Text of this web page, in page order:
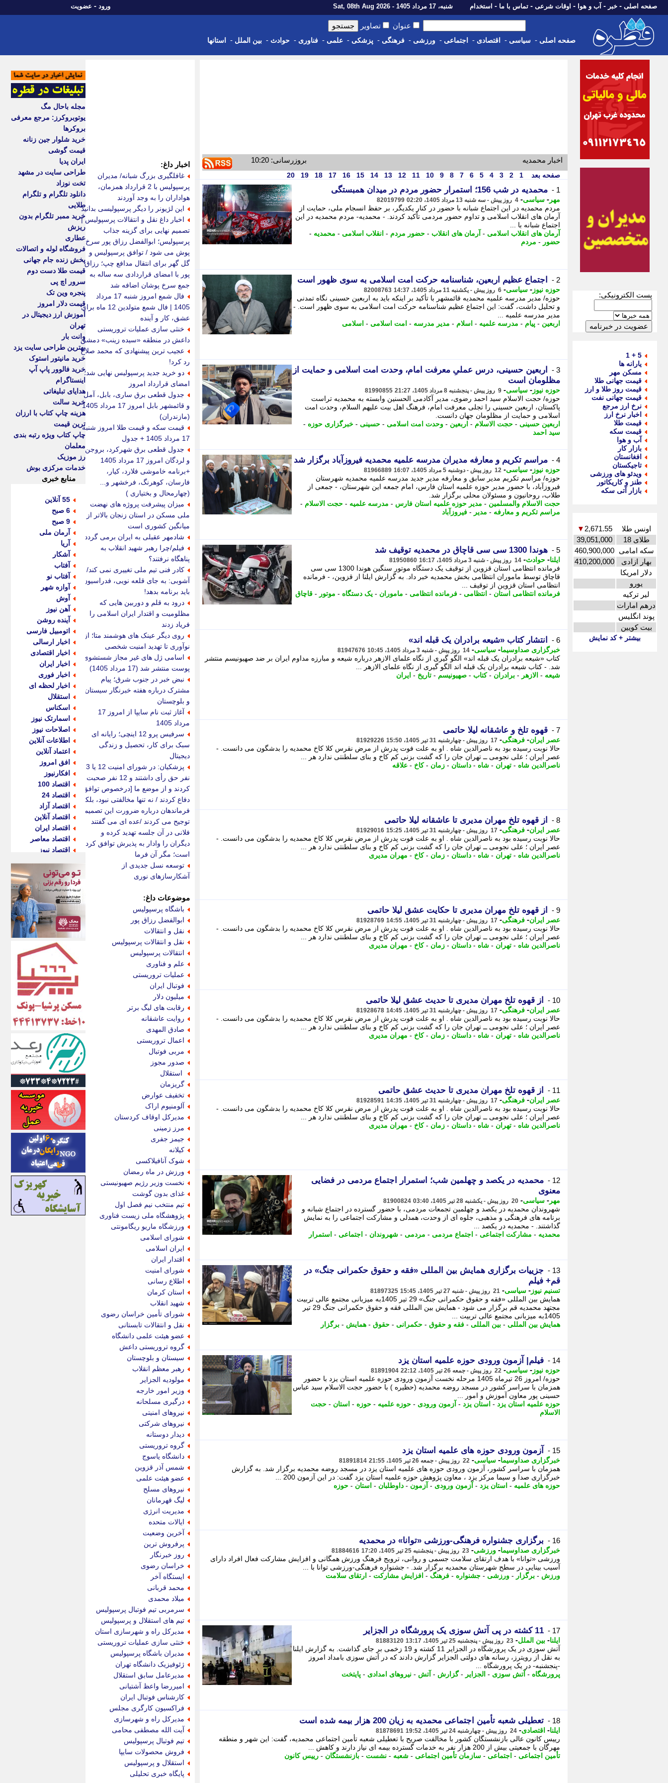
صفحه اصلی - خبر - آب و هوا - اوقات شرعی - تماس با ما - استخدام شنبه، 17 مرداد 1405 - Sat, 08th Aug 2026 ورود - عضویت
عنوان تصاویر
صفحه اصلی - سیاسی - اقتصادی - اجتماعی - ورزشی - فرهنگی - پزشکی - علمی - فناوری - حوادث - بین الملل - استانها
پست الکترونیکی:
5 + 1
یارانه ها
مسکن مهر
قیمت جهانی طلا
قیمت روز طلا و ارز
قیمت جهانی نفت
نرخ ارز مرجع
اخبار نرخ ارز
قیمت طلا
قیمت سکه
آب و هوا
بازار کار
افغانستان
تاجیکستان
ویدئو های ورزشی
طنز و کاریکاتور
بازار آتی سکه
اونس طلا 2,671.55
▼
طلای 18
39,051,000
سکه امامی 460,900,000
بهار ازادی
410,200,000
دلار امریکا
یورو
لیر ترکیه
درهم امارات
پوند انگلیس
بیت کویین
بیشتر + کد نمایش
اخبار محمدیه بروزرسانی: 10:20
صفحه بعد 1
2
3
4
5
6
7
8
9
10
11
12
13
14
15
16
17
18
19
20
1 - محمدیه در شب 156؛ استمرار حضور مردم در میدان همبستگی
مهر - سیاسی- 4 روز پیش - سه شنبه 13 مرداد 1405، 02:20 82019799
مردم محمدیه در این اجتماع شبانه با حضور در کنار یکدیگر، بر حفظ انسجام ملی، حمایت از
آرمان های انقلاب اسلامی و تداوم حضور مردمی تأکید کردند. - محمدیه- مردم محمدیه در این
اجتماع شبانه با ...
آرمان های انقلاب اسلامی - آرمان های انقلاب - حضور مردم - انقلاب اسلامی - محمدیه -
حضور - مردم
2 - اجتماع عظیم اربعین، شناسنامه حرکت امت اسلامی به سوی ظهور است
حوزه نیوز - سیاسی- 6 روز پیش - یکشنبه 11 مرداد 1405، 14:37 82008763
حوزه/ مدیر مدرسه علمیه محمدیه قائمشهر با تأکید بر اینکه باید به اربعین حسینی نگاه تمدنی
و تحلیل داشت، گفت: این اجتماع عظیم شناسنامه حرکت امت اسلامی به سوی ظهور است. -
مدیر مدرسه علمیه ...
اربعین - پیام - مدرسه علمیه - اسلام - مدیر مدرسه - امت اسلامی - اسلامی
3 -
اربعین حسینی، درس عملیِ معرفت امام، وحدت امت اسلامی و حمایت از
مظلومان است
حوزه نیوز - سیاسی- 9 روز پیش - پنجشنبه 8 مرداد 1405، 21:27 81990855
حوزه/ حجت الاسلام سید احمد رضوی، مدیر آکادمی الحسنین وابسته به محمدیه تراست
پاکستان، اربعین حسینی را تجلی معرفت امام، فرهنگ اهل بیت علیهم السلام، وحدت امت
اسلامی و حمایت از مظلومان جهان دانست.
اربعین حسینی - حجت الاسلام - اربعین - وحدت امت اسلامی - حسینی - خبرگزاری حوزه -
سید احمد
4 - مراسم تکریم و معارفه مدیران مدرسه علمیه محمدیه فیروزآباد برگزار شد
حوزه نیوز - سیاسی- 12 روز پیش - دوشنبه 5 مرداد 1405، 16:07 81966889
حوزه/ مراسم تکریم مدیر سابق و معارفه مدیر جدید مدرسه علمیه محمدیه شهرستان
فیروزآباد، با حضور مدیر حوزه علمیه استان فارس، امام جمعه این شهرستان، - جمعی از
طلاب، روحانیون و مسئولان محلی برگزار شد.
حجت الاسلام والمسلمین - مدیر حوزه علمیه استان فارس - مدرسه علمیه - حجت الاسلام -
مراسم تکریم و معارفه - مدیر - فیروزآباد
5 - هوندا 1300 سی سی قاچاق در محمدیه توقیف شد
ایلنا- حوادث- 14 روز پیش - شنبه 3 مرداد 1405، 16:17 81950860
فرمانده انتظامی استان قزوین از توقیف یک دستگاه موتور سنگین هوندا 1300 سی سی
قاچاق توسط ماموران انتظامی بخش محمدیه خبر داد. به گزارش ایلنا از قزوین، - فرمانده
انتظامی استان قزوین از توقیف ...
فرمانده انتظامی استان - انتظامی - فرمانده انتظامی - ماموران - یک دستگاه - موتور - قاچاق
6 - انتشار کتاب «شیعه برادران یک قبله اند»
خبرگزاری صداوسیما- سیاسی- 14 روز پیش - شنبه 3 مرداد 1405، 10:45 81947676
کتاب «شیعه برادران یک قبله اند» الگو گیری از نگاه علمای الازهر درباره شیعه و مبارزه مداوم ایران بر ضد صهیونیسم منتشر
شد. - کتاب شیعه برادران یک قبله اند الگو گیری از نگاه علمای الازهر ...
شیعه - الازهر - برادران -کتاب - صهیونیسم - تاریخ - ایران
7 - قهوه تلخ و عاشقانه لیلا حاتمی
عصر ایران- فرهنگی- 17 روز پیش - چهارشنبه 31 تیر 1405، 15:50 81929226
حالا نوبت رسیده بود به ناصرالدین شاه . او به علت فوت پدرش از مرض نقرس کلا کاخ محمدیه را بدشگون می دانست. -
عصر ایران ؛ علی نجومی ــ تهران جان را که گشت بزنی کم کاخ و بنای سلطنتی ندارد هر ...
ناصرالدین شاه - تهران - شاه - داستان - زمان -کاخ - علاقه
8 - از قهوه تلخ مهران مدیری تا عاشقانه لیلا حاتمی
عصر ایران- فرهنگی- 17 روز پیش - چهارشنبه 31 تیر 1405، 15:25 81929016
حالا نوبت رسیده بود به ناصرالدین شاه . او به علت فوت پدرش از مرض نقرس کلا کاخ محمدیه را بدشگون می دانست. -
عصر ایران ؛ علی نجومی ــ تهران جان را که گشت بزنی کم کاخ و بنای سلطنتی ندارد هر ...
ناصرالدین شاه - تهران - شاه - داستان - زمان -کاخ - مهران مدیری
9 - از قهوه تلخ مهران مدیری تا حکایت عشق لیلا حاتمی
عصر ایران- فرهنگی- 17 روز پیش - چهارشنبه 31 تیر 1405، 14:55 81928769
حالا نوبت رسیده بود به ناصرالدین شاه . او به علت فوت پدرش از مرض نقرس کلا کاخ محمدیه را بدشگون می دانست. -
عصر ایران ؛ علی نجومی ــ تهران جان را که گشت بزنی کم کاخ و بنای سلطنتی ندارد هر ...
ناصرالدین شاه - تهران - شاه - داستان - زمان -کاخ - مهران مدیری
10 - از قهوه تلخ مهران مدیری تا حدیث عشق لیلا حاتمی
عصر ایران- فرهنگی- 17 روز پیش - چهارشنبه 31 تیر 1405، 14:45 81928678
حالا نوبت رسیده بود به ناصرالدین شاه . او به علت فوت پدرش از مرض نقرس کلا کاخ محمدیه را بدشگون می دانست. -
عصر ایران ؛ علی نجومی ــ تهران جان را که گشت بزنی کم کاخ و بنای سلطنتی ندارد هر ...
ناصرالدین شاه - تهران - شاه - داستان - زمان -کاخ - مهران مدیری
11 - از قهوه تلخ مهران مدیری تا حدیث عشق حاتمی
عصر ایران- فرهنگی- 17 روز پیش - چهارشنبه 31 تیر 1405، 14:35 81928591
حالا نوبت رسیده بود به ناصرالدین شاه . او به علت فوت پدرش از مرض نقرس کلا کاخ محمدیه را بدشگون می دانست. -
عصر ایران ؛ علی نجومی ــ تهران جان را که گشت بزنی کم کاخ و بنای سلطنتی ندارد هر ...
ناصرالدین شاه - تهران - شاه - داستان - زمان -کاخ - مهران مدیری
12 -
محمدیه در یکصد و چهلمین شب؛ استمرار اجتماع مردمی در فضایی
معنوی
مهر - سیاسی- 20 روز پیش - یکشنبه 28 تیر 1405، 03:40 81900824
شهروندان محمدیه در یکصد و چهلمین تجمعات مردمی، با حضور گسترده در اجتماع شبانه و
برنامه های فرهنگی و مذهبی، جلوه ای از وحدت، همدلی و مشارکت اجتماعی را به نمایش
گذاشتند. - محمدیه در یکصد ...
محمدیه - مشارکت اجتماعی - اجتماع مردمی - مردمی - شهروندان - اجتماعی - استمرار
13 -
جزییات برگزاری همایش بین المللی «فقه و حقوق حکمرانی جنگ» در
قم+ فیلم
تسنیم نیوز - سیاسی- 21 روز پیش - شنبه 27 تیر 1405، 15:45 81897325
همایش بین المللی «فقه و حقوق حکمرانی جنگ» 29 تیر 1405به میزبانی مجتمع عالی تربیت
مجتهد محمدیه قم برگزار می شود - همایش بین المللی فقه و حقوق حکمرانی جنگ 29 تیر
1405به میزبانی مجتمع عالی تربیت ...
همایش بین المللی - بین المللی - فقه و حقوق - حکمرانی - حقوق - همایش - برگزار
14 - فیلم| آزمون ورودی حوزه علمیه استان یزد
حوزه نیوز - سیاسی- 22 روز پیش - جمعه 26 تیر 1405، 22:12 81891904
حوزه/ امروز 26 تیرماه 1405 مرحله نخست آزمون ورودی حوزه علمیه استان یزد با حضور
همزمان با سراسر کشور در مسجد روضه محمدیه (حظیره ) با حضور حجت الاسلام سید عباس
حسینی پور معاون آموزش و امور ...
حوزه علمیه استان یزد - استان یزد - آزمون ورودی - حوزه علمیه - حوزه - استان - حجت
الاسلام
15 - آزمون ورودی حوزه های علمیه استان یزد
خبرگزاری صداوسیما- سیاسی- 22 روز پیش - جمعه 26 تیر 1405، 21:55 81891814
همزمان با سراسر کشور، آزمون ورودی حوزه های علمیه استان یزد در مسجد روضه محمدیه برگزار شد. به گزارش
خبرگزاری صدا و سیما مرکز یزد ، معاون پژوهش حوزه علمیه استان یزد گفت: در این آزمون 200 ...
حوزه های علمیه - استان یزد - آزمون ورودی - آزمون - داوطلبان - استان - حوزه
16 - برگزاری جشنواره فرهنگی-ورزشی «توانا» در محمدیه
خبرگزاری صداوسیما- ورزشی- 23 روز پیش - پنجشنبه 25 تیر 1405، 17:20 81884616
ورزشی «توانا» با هدف ارتقای سلامت جسمی و روانی، ترویج فرهنگ ورزش همگانی و افزایش مشارکت فعال افراد دارای
آسیب بینایی در سطح شهرستان محمدیه برگزار شد. - جشنواره فرهنگی-ورزشی توانا با ...
ورزش - برگزار - ورزشی - جشنواره - فرهنگ - افزایش مشارکت - ارتقای سلامت
17 - 11 کشته در پی آتش سوزی یک پرورشگاه در الجزایر
ایلنا- بین الملل- 23 روز پیش - پنجشنبه 25 تیر 1405، 13:17 81883120
آتش سوزی در یک پرورشگاه در الجزایر 11 کشته و 19 زخمی بر جای گذاشت. به گزارش ایلنا
به نقل از رویترز، رسانه های دولتی الجزایر گزارش دادند که در آتش سوزی بامداد امروز
-پنجشنبه- در یک پرورشگاه ...
پرورشگاه - آتش سوزی - الجزایر -گزارش - آتش - نیروهای امدادی - پایتخت
18 - تعطیلی شعبه تأمین اجتماعی محمدیه به زیان 200 هزار بیمه شده است
ایلنا- اقتصادی- 24 روز پیش - چهارشنبه 24 تیر 1405، 19:52 81878691
رییس کانون عالی بازنشستگان کشور با مخالفت صریح با تعطیلی شعبه تأمین اجتماعی محمدیه، گفت: این شهر و منطقه
مهرگان با جمعیتی بیش از 200 هزار نفر به خدمات گسترده بیمه ای نیاز دارند و کاهش ...
تأمین اجتماعی - اجتماعی - سازمان تأمین اجتماعی - شعبه - نشست - بازنشستگان - رییس کانون
اخبار داغ:
غافلگیری بزرگ شبانه/ مدیران
پرسپولیس با 2 قرارداد همزمان،
هواداران را به وجد آوردند
این لژیونر را دیگر پرسپولیسی بدانید
اخبار داغ نقل و انتقالات پرسپولیس |
تصمیم نهایی برای گزینه جذاب
پرسپولیس؛ ابوالفضل رزاق پور سرخ
پوش می شود / توافق پرسپولیس و
گل گهر برای انتقال مدافع چپ؛ رزاق
پور با امضای قراردادی سه ساله به
جمع سرخ پوشان اضافه شد
فال شمع امروز شنبه 17 مرداد
1405 | فال شمع متولدین 12 ماه برای
عشق، کار و آینده
خنثی سازی عملیات تروریستی
داعش در منطقه «سیده زینب» دمشق
عجیب ترین پیشنهادی که محمد صلاح
رد کرد!
دو خرید جدید پرسپولیس نهایی شد؛
امضای قرارداد امروز
جدول قطعی برق ساری، بابل، آمل
و قائمشهر بابل امروز 17 مرداد 1405
(مازندران)
قیمت سکه و قیمت طلا امروز شنبه
17 مرداد 1405 + جدول
جدول قطعی برق شهرکرد، بروجن
و لردگان امروز 17 مرداد 1405
+برنامه خاموشی فلارد، کیار،
فارسان، کوهرنگ، فرخشهر و...
(چهارمحال و بختیاری )
میزان پیشرفت پروژه های نهضت
ملی مسکن در استان زنجان بالاتر از
میانگین کشوری است
شادمهر عقیلی به ایران برمی گردد؟
فیلم/چرا رهبر شهید انقلاب به
پناهگاه نرفتند؟
کادر فنی تیم ملی تغییری نمی کند/
آشوبی: به جای قلعه نویی، فدراسیون
باید برنامه بدهد!
درود به قلم و دوربین هایی که
مظلومیت و اقتدار ایران اسلامی را
فریاد زدند
روی دیگر عینک های هوشمند متا؛ از
نوآوری تا تهدید امنیت شخصی
اسامی ژل های غیر مجاز شستشوی
پوست منتشر شد (17 مرداد 1405)
نبض خبر در جنوب شرق؛ پیام
مشترک درباره هفته خبرنگار سیستان
و بلوچستان
آغاز ثبت نام سایپا از امروز 17
مرداد 1405
سرفیس پرو 12 اینچی؛ رایانه ای
سبک برای کار، تحصیل و زندگی
دیجیتال
پزشکیان: در شورای امنیت 12 یا 13
نفر حق رأی داشتند و 12 نفر صحبت
کردند و از موضع ما [درخصوص توافق]
دفاع کردند / نه تنها مخالفتی نبود، بلکه
فرماندهان درباره ضرورت این تصمیم
توجیح می کردند /عده ای می گفتند
فلانی در آن جلسه تهدید کرده و
دیگران را وادار به پذیرش توافق کرده
است؛ مگر آن فرما
توسعه نسل جدیدی از
آشکارسازهای نوری
موضوعات داغ:
باشگاه پرسپولیس
ابوالفضل رزاق پور
نقل و انتقالات
نقل و انتقالات پرسپولیس
انتقالات پرسپولیس
علم و فناوری
عملیات تروریستی
فوتبال ایران
میلیون دلار
رقابت های لیگ برتر
روایت عاشقانه
صادق المهدی
اعمال تروریستی
مربی فوتبال
صدور مجوز
استقلال
گریزمان
تخفیف عوارض
آلومنیوم اراک
مدیرکل اوقاف کردستان
مرز زمینی
جیمز جفری
کیلانه
شوک آنافیلاکسی
ورزش در ماه رمضان
نخست وزیر رژیم صهیونیستی
غذای بدون گوشت
تیم منتخب نیم فصل اول
پژوهشگاه ملی زیست فناوری
ورزشگاه ماریو ریگامونتی
شورای اسلامی
ایران اسلامی
اقتدار ایران
شورای امنیت
اطلاع رسانی
استان کرمان
شهید انقلاب
شورای تأمین خراسان رضوی
نقل و انتقالات تابستانی
عضو هیئت علمی دانشگاه
گروه تروریستی داعش
سیستان و بلوچستان
رهبر معظم انقلاب
مولودیه الجزایر
وزیر امور خارجه
درگیری مسلحانه
نیروهای امنیتی
نیروهای شرکتی
دیدار دوستانه
گروه تروریستی
دانشگاه یاسوج
شمس آذر قزوین
عضو هیئت علمی
نیروهای مسلح
لیگ قهرمانان
مدیریت انرژی
ایالات متحده
آخرین وضعیت
پرفروش ترین
روز خبرنگار
خراسان رضوی
ایستگاه آخر
محمد قربانی
میلاد محمدی
سرمربی تیم فوتبال پرسپولیس
تیم های استقلال و پرسپولیس
مدیرکل راه و شهرسازی استان
خنثی سازی عملیات تروریستی
مدیران باشگاه پرسپولیس
ژئوفیزیک دانشگاه تهران
مدیرعامل سابق استقلال
امیررضا واعظ آشتیانی
کارشناس فوتبال ایران
فراکسیون کارگری مجلس
مدیرکل راه و شهرسازی
آیت الله مصطفی محامی
تیم فوتبال پرسپولیس
فروش محصولات سایپا
استقلال و پرسپولیس
پایگاه خبری تحلیلی
مجله باحال مگ
یوتوبروکرز: مرجع معرفی
بروکرها
خرید شلوار جین زنانه
قیمت گوشی
ایران پدیا
طراحی سایت در مشهد
تخت نوزاد
دانلود تلگرام و تلگرام
طلایی
خرید ممبر تلگرام بدون
ریزش
عطاری
فروشگاه لوله و اتصالات
پخش زنده جام جهانی
قیمت طلا دست دوم
سرور اچ پی
پنجره وین تک
قیمت دلار امروز
آموزش ارز دیجیتال در
تهران
وانت بار
بهترین طراحی سایت یزد
خرید مانیتور استوک
خرید فالوور پاپ آپ
اینستاگرام
هدایای تبلیغاتی
خرید سالت
هزینه چاپ کتاب با ارزان
ترین قیمت
چاپ کتاب ویژه رتبه بندی
معلمان
رز موزیک
خدمات مرکزی بوش
منابع خبری
55 آنلاین
6 صبح
9 صبح
آرمان ملی
آریا
آشکار
آفتاب
آفتاب نو
آوازه شهر
آوش
آهن نیوز
آینده روشن
اتومبیل فارسی
اخبار ارسالی
اخبار اقتصادی
اخبار ایران
اخبار فوری
اخبار لحظه ای
استقلال
اسکناس
اسمارتک نیوز
اصلاحات نیوز
اطلاعات آنلاین
اعتماد آنلاین
افق امروز
افکارنیوز
اقتصاد 100
اقتصاد 24
اقتصاد آزاد
اقتصاد آنلاین
اقتصاد ایران
اقتصاد معاصر
اقتصاد نیوز
اکوفارس
اکونگار
اکونیوز
الف
انتشار آنلاین
اندیشه قرن
اندیشه معاصر
اندیشه ها
انرژی پرس
ای استخدام
ایتنا
ایراف
ایران آرت
ایران آنلاین
ایران زندگی
ایران فوری
ایرانی روز
ایرانیتال
ایرنا
ایسکانیوز
ایسنا
ایکنا
ایلنا
اینتیتر
ایونا نیوز
بازتاب آنلاین
باشگاه خبرنگاران
باغستان نیوز
بامبوک
ببین و بخون
بدینسان
بنکر